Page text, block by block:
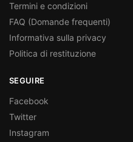
Termini e condizioni
FAQ (Domande frequenti)
Informativa sulla privacy
Politica di restituzione
SEGUIRE
Facebook
Twitter
Instagram